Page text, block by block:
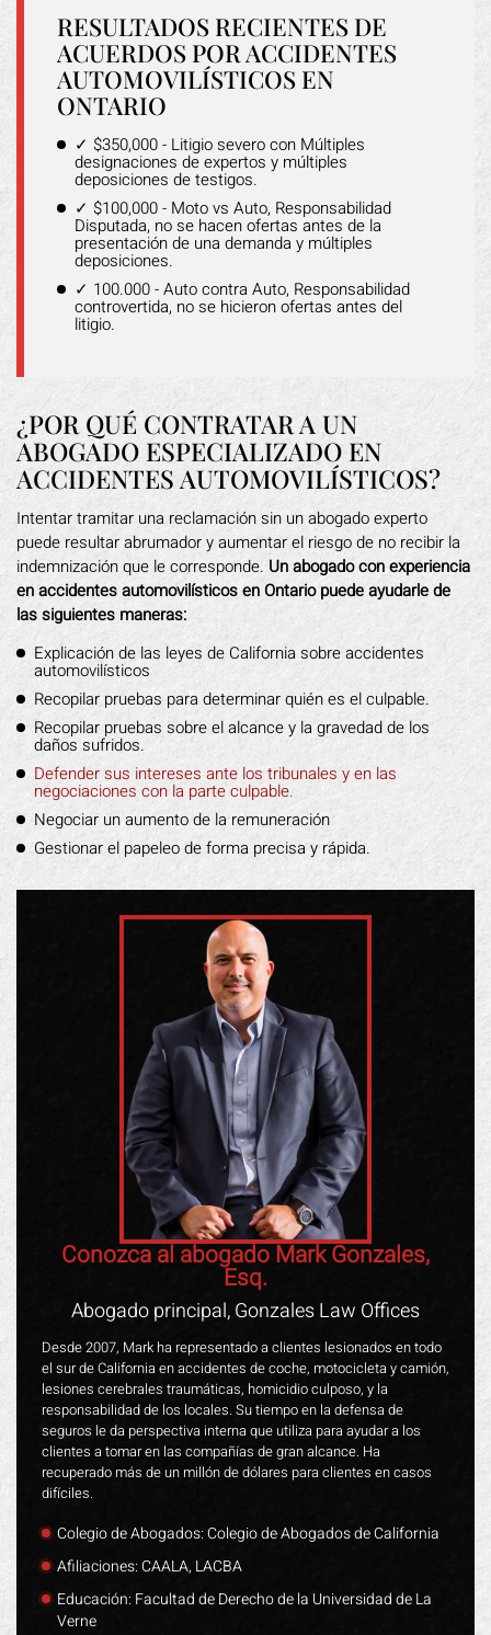
RESULTADOS RECIENTES DE
ACUERDOS POR ACCIDENTES
AUTOMOVILÍSTICOS EN
ONTARIO
✓ $350,000 - Litigio severo con Múltiples
designaciones de expertos y múltiples
deposiciones de testigos.
✓ $100,000 - Moto vs Auto, Responsabilidad
Disputada, no se hacen ofertas antes de la
presentación de una demanda y múltiples
deposiciones.
✓ 100.000 - Auto contra Auto, Responsabilidad
controvertida, no se hicieron ofertas antes del
litigio.
¿POR QUÉ CONTRATAR A UN
ABOGADO ESPECIALIZADO EN
ACCIDENTES AUTOMOVILÍSTICOS?
Intentar tramitar una reclamación sin un abogado experto
puede resultar abrumador y aumentar el riesgo de no recibir la
indemnización que le corresponde. Un abogado con experiencia
en accidentes automovilísticos en Ontario puede ayudarle de
las siguientes maneras:
Explicación de las leyes de California sobre accidentes
automovilísticos
Recopilar pruebas para determinar quién es el culpable.
Recopilar pruebas sobre el alcance y la gravedad de los
daños sufridos.
Defender sus intereses ante los tribunales y en las
negociaciones con la parte culpable.
Negociar un aumento de la remuneración
Gestionar el papeleo de forma precisa y rápida.
Conozca al abogado Mark Gonzales,
Esq.
Abogado principal, Gonzales Law Offices
Desde 2007, Mark ha representado a clientes lesionados en todo
el sur de California en accidentes de coche, motocicleta y camión,
lesiones cerebrales traumáticas, homicidio culposo, y la
responsabilidad de los locales. Su tiempo en la defensa de
seguros le da perspectiva interna que utiliza para ayudar a los
clientes a tomar en las compañías de gran alcance. Ha
recuperado más de un millón de dólares para clientes en casos
difíciles.
Colegio de Abogados: Colegio de Abogados de California
Afiliaciones: CAALA, LACBA
Educación: Facultad de Derecho de la Universidad de La
Verne